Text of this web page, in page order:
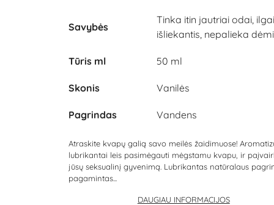
Savybės
Tinka itin jautriai odai, ilgai
išliekantis, nepalieka
Tūris ml 50 ml
Skonis Vanilės
Pagrindas Vandens
Atraskite kvapų galią savo meilės žaidimuose!
lubrikantai leis pasimėgauti mėgstamu kvapu, ir
jūsų seksualinį gyvenimą. Lubrikantas natūralaus
pagamintas...
DAUGIAU INFORMACIJOS